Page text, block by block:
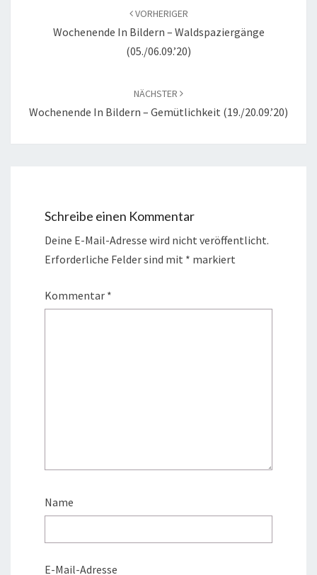
VORHERIGER
Wochenende In Bildern – Waldspaziergänge
(05./06.09.’20)
NÄCHSTER
Wochenende In Bildern – Gemütlichkeit (19./20.09.’20)
Schreibe einen Kommentar
Deine E-Mail-Adresse wird nicht veröffentlicht.
Erforderliche Felder sind mit * markiert
Kommentar *
Name
E-Mail-Adresse